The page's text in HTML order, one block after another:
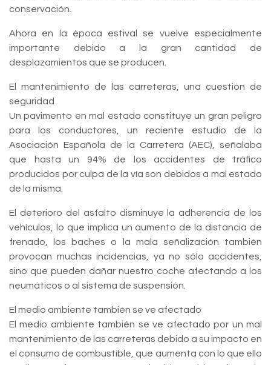
conservación.
Ahora en la época estival se vuelve especialmente
importante debido a la gran cantidad de
desplazamientos que se producen.
El mantenimiento de las carreteras, una cuestión de
seguridad
Un pavimento en mal estado constituye un gran peligro
para los conductores, un reciente estudio de la
Asociación Española de la Carretera (AEC), señalaba
que hasta un 94% de los accidentes de tráfico
producidos por culpa de la vía son debidos a mal estado
de la misma.
El deterioro del asfalto disminuye la adherencia de los
vehículos, lo que implica un aumento de la distancia de
frenado, los baches o la mala señalización también
provocan muchas incidencias, ya no sólo accidentes,
sino que pueden dañar nuestro coche afectando a los
neumáticos o al sistema de suspensión.
El medio ambiente también se ve afectado
El medio ambiente también se ve afectado por un mal
mantenimiento de las carreteras debido a su impacto en
el consumo de combustible, que aumenta con lo que ello